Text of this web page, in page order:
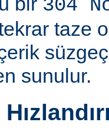
304
taze
sunulur.